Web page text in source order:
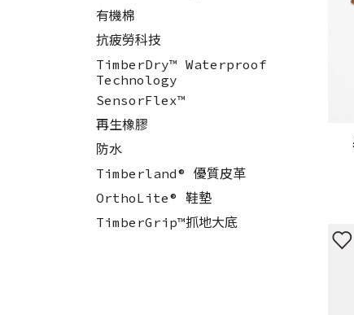
有機棉
抗疲勞科技
TimberDry™ Waterproof
Technology
SensorFlex™
再生橡膠
防水
Timberland® 優質皮革
OrthoLite® 鞋墊
TimberGrip™抓地大底